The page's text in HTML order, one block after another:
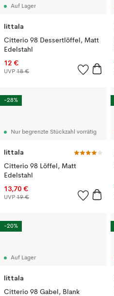
Auf Lager
Iittala
Citterio 98 Dessertlöffel, Matt
Edelstahl
12 €
UVP 18 €
Nur begrenzte Stückzahl vorrätig
Iittala
Citterio 98 Löffel, Matt
Edelstahl
13,70 €
UVP 19 €
-28%
Auf Lager
Iittala
Citterio 98 Gabel, Blank
-20%